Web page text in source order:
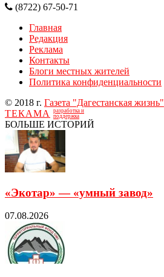
(8722) 67-50-71
Главная
Редакция
Реклама
Контакты
Блоги местных жителей
Политика конфиденциальности
© 2018 г. Газета "Дагестанская жизнь"
ТЕКАМА
разработка и
поддержка
БОЛЬШЕ ИСТОРИЙ
«Экотар» — «умный завод»
07.08.2026